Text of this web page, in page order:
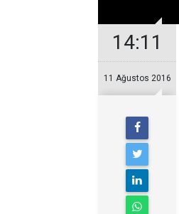
14:11
11 Ağustos 2016